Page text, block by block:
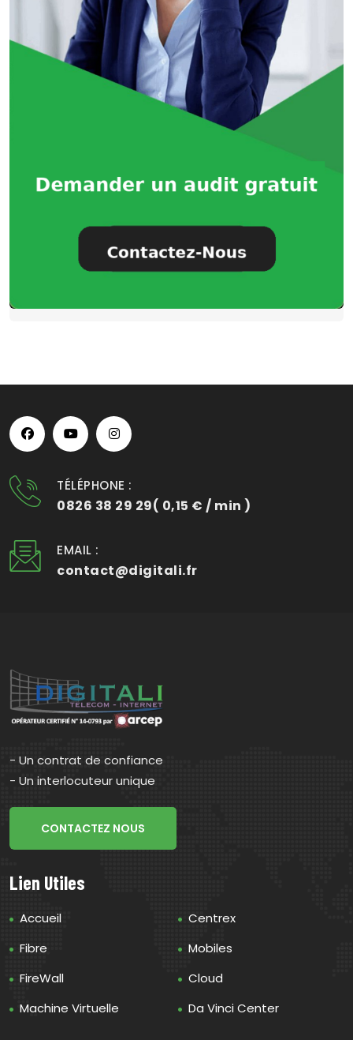
TÉLÉPHONE :
0826 38 29 29( 0,15 € / min )
EMAIL :
contact@digitali.fr
- Un contrat de confiance
- Un interlocuteur unique
CONTACTEZ NOUS
Lien Utiles
Accueil
Centrex
Fibre
Mobiles
FireWall
Cloud
Machine Virtuelle
Da Vinci Center